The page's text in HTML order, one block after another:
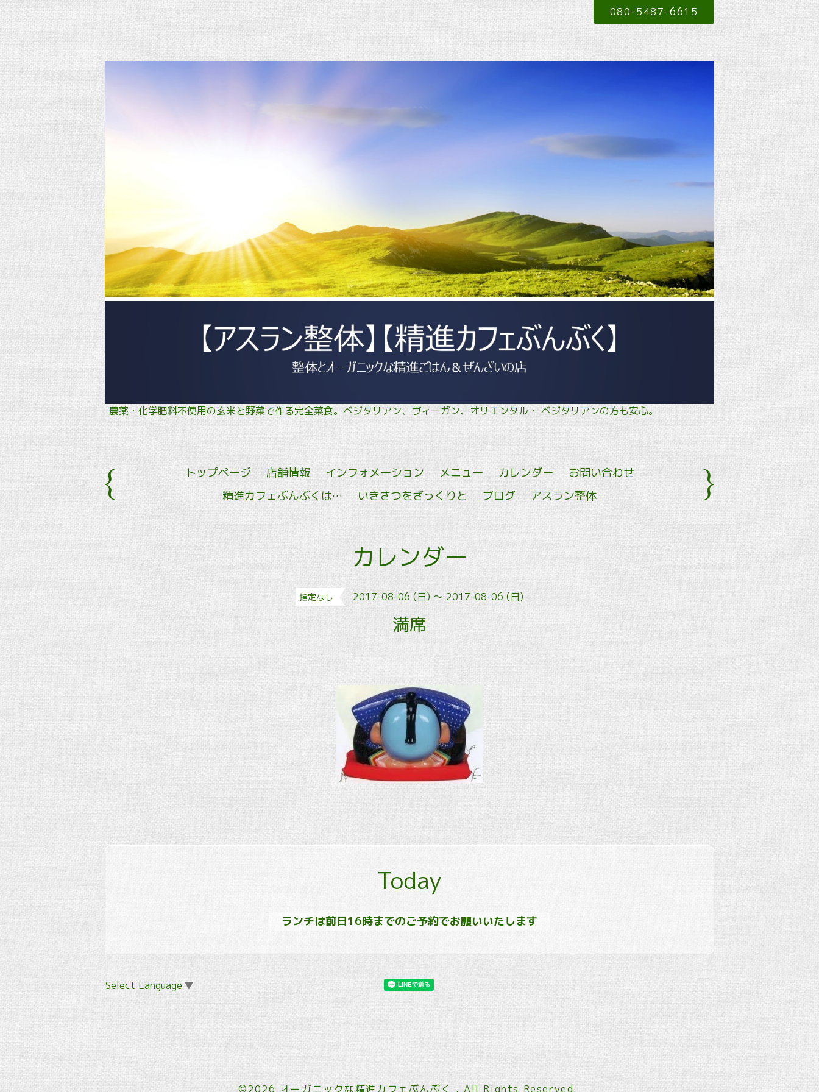
農薬・化学肥料不使用の玄米と野菜で作る完全菜食。ベジタリアン、ヴィーガン、オリエンタル・ ベジタリアンの方も安心。
080-5487-6615
トップページ 店舗情報 インフォメーション メニュー カレンダー
お問い合わせ
精進カフェぶんぶくは…
いきさつをざっくりと ブログ アスラン整体
カレンダー
指定なし 2017-08-06 (日) ～ 2017-08-06 (日)
満席
Today
ランチは前日16時までのご予約でお願いいたします
Select Language ▼
©2026オーガニックな精進カフェぶんぶく. All Rights Reserved.